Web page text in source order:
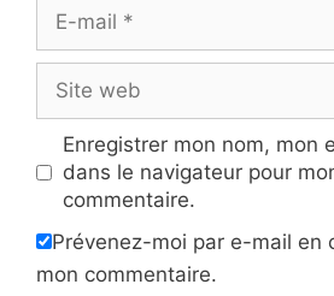
mail
web
Enregistrer mon nom, mon
dans le navigateur pour
commentaire.
Prévenez-moi par e-mail en
mon commentaire.